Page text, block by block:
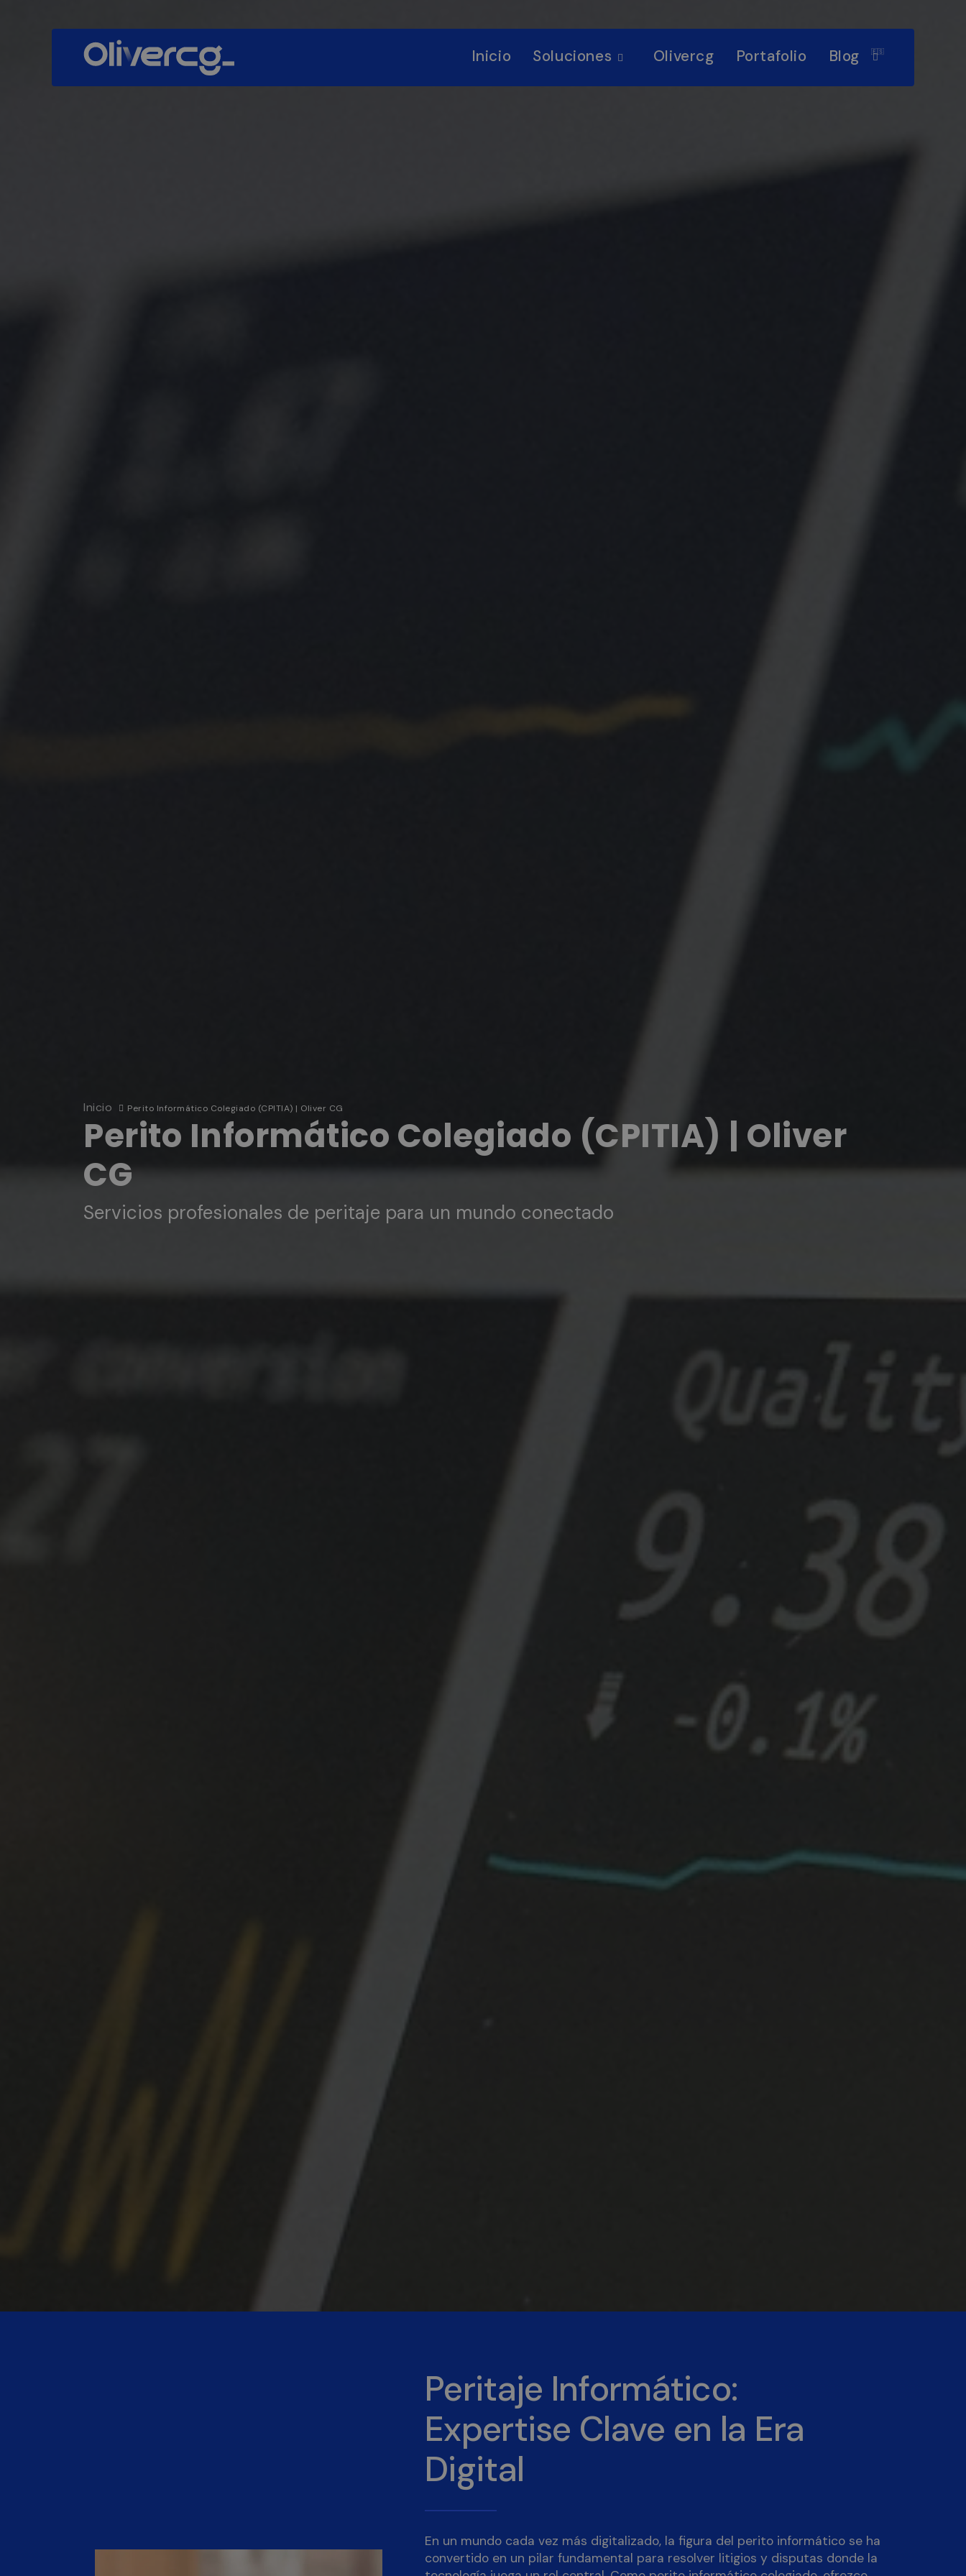
🇪🇸
Inicio Soluciones Olivercg Portafolio Blog
Inicio Perito Informático Colegiado (CPITIA) | Oliver CG
Perito Informático Colegiado (CPITIA) | Oliver
CG
Servicios profesionales de peritaje para un mundo conectado
Peritaje Informático:
Expertise Clave en la Era
Digital
En un mundo cada vez más digitalizado, la figura del perito informático se ha
convertido en un pilar fundamental para resolver litigios y disputas donde la